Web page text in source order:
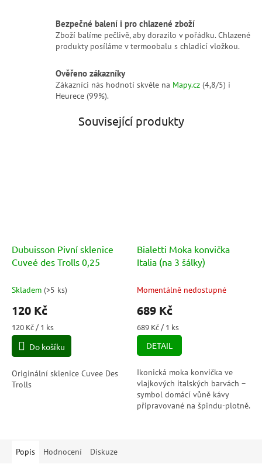
Bezpečné balení i pro chlazené zboží
Zboží balíme pečlivě, aby dorazilo v pořádku. Chlazené
produkty posíláme v termoobalu s chladicí vložkou.
Ověřeno zákazníky
Zákazníci nás hodnotí skvěle na Mapy.cz (4,8/5) i
Heurece (99%).
Související produkty
Dubuisson Pivní sklenice
Cuveé des Trolls 0,25
Skladem (>5 ks)
120 Kč
Měrná
cena:
120 Kč / 1 ks
Do košíku
Originální sklenice Cuvee Des
Trolls
Bialetti Moka konvička
Italia (na 3 šálky)
Momentálně nedostupné
689 Kč
Měrná
cena:
689 Kč / 1 ks
DETAIL
Ikonická moka konvička ve
vlajkových italských barvách –
symbol domácí vůně kávy
připravované na špindu-plotně.
Popis Hodnocení Diskuze